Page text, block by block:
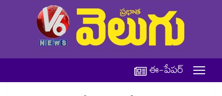
ఈ-పేపర్